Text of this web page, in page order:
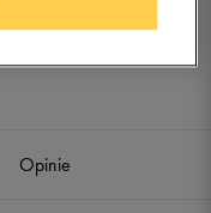
Opinie